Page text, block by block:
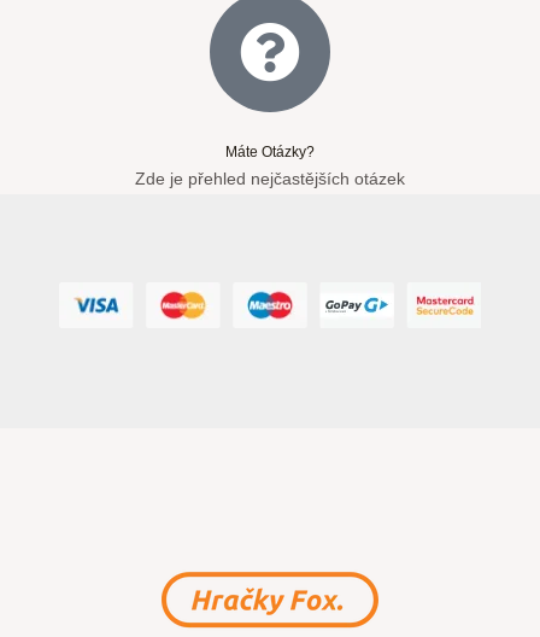
Máte Otázky?
Zde je přehled nejčastějších otázek